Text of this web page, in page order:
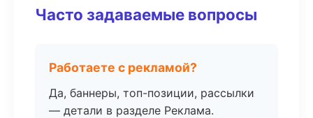
Часто задаваемые вопросы
Работаете с рекламой?
Да, баннеры, топ-позиции, рассылки
— детали в разделе Реклама.